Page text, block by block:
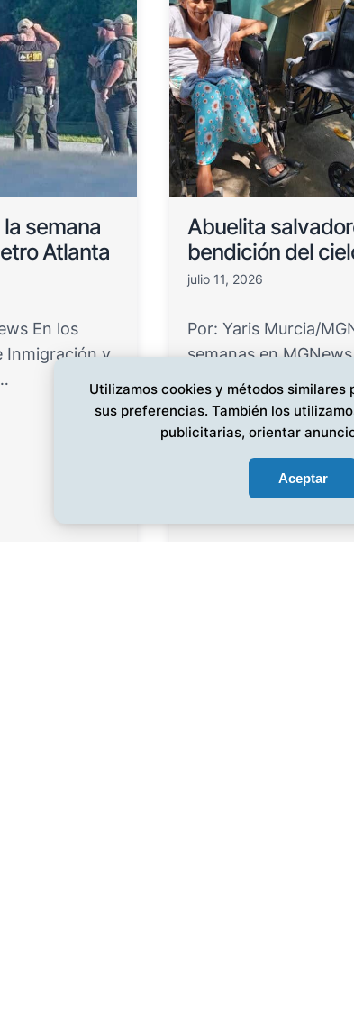
semana
Atlanta
En los
Inmigración y
Abuelita
bendición del
julio 11, 2026
Por: Yaris Murcia/
semanas en
historia de una
Utilizamos cookies y métodos
sus preferencias. También los
publicitarias, orientar
Aceptar